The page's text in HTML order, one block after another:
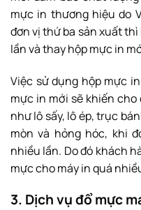
mực in thương hiệu do
đơn vị thứ ba sản xuất
lần và thay hộp mực in
Việc sử dụng hộp mực
mực in mới sẽ khiến
như lô sấy, lô ép, trục
mòn và hỏng hóc, khi
nhiều lần. Do đó khách
mực cho máy in quá
3. Dịch vụ đổ mực